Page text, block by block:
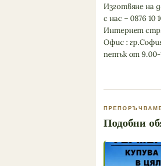
Изготвяне на
с нас – 0876 10
Интернет
Офис :
петък от 9.00-
Подобни